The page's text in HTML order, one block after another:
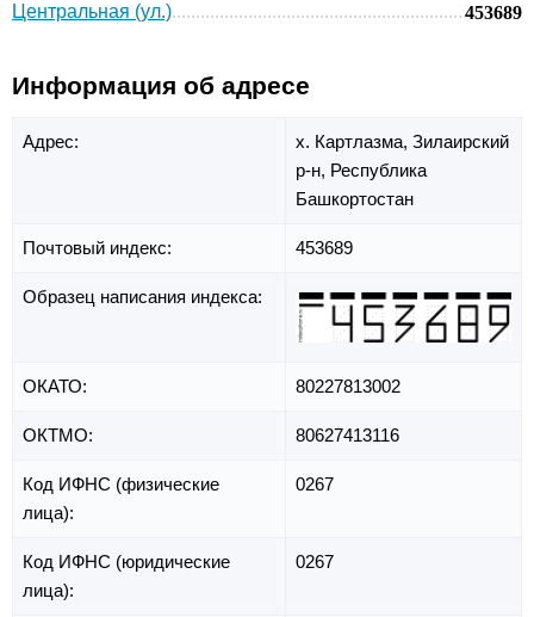
Центральная (ул.)
453689
Информация об адресе
Адрес: х. Картлазма, Зилаирский
р-н, Республика
Башкортостан
Почтовый индекс: 453689
Образец написания индекса:
ОКАТО: 80227813002
ОКТМО: 80627413116
Код ИФНС (физические
лица):
0267
Код ИФНС (юридические
лица):
0267